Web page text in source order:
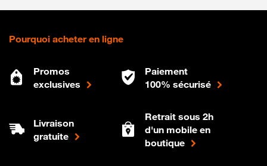
Pourquoi acheter en ligne
Promos
exclusives
Paiement
100% sécurisé
Livraison
gratuite
Retrait sous 2h
d'un mobile en
boutique